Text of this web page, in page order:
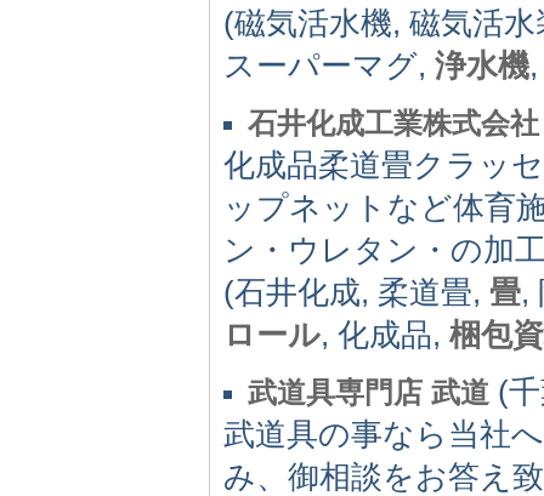
(磁気活水機, 磁気活
スーパーマグ, 浄水機
石井化成工業株式会社
化成品柔道畳クラッ
ップネットなど体育
ン・ウレタン・の加
(石井化成, 柔道畳, 畳,
ロール, 化成品, 梱包
武道具専門店 武道 (
武道具の事なら当社
み、御相談をお答え